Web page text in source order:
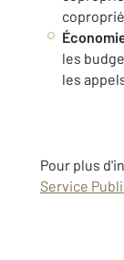
les
les
Pour plus
Service